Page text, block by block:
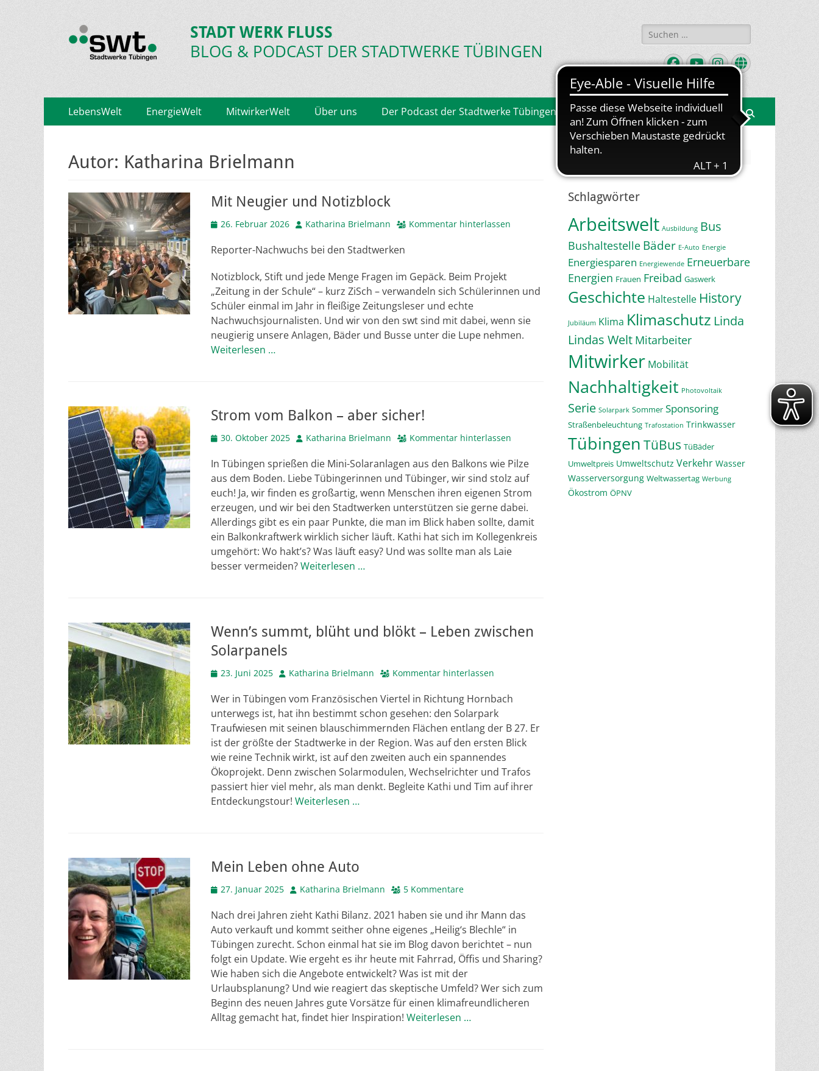
STADT WERK FLUSS
BLOG & PODCAST DER STADTWERKE TÜBINGEN
Suchen
nach:
Facebook
YouTube
Instagram
Website
Primäres
Menü
Inhalt
LebensWelt EnergieWelt MitwirkerWelt Über uns Der Podcast der Stadtwerke Tübingen
Autor: Katharina Brielmann
Mit Neugier und Notizblock
Veröffentlicht
26. Februar 2026 AutorKatharina Brielmann Kommentar hinterlassen
Reporter-Nachwuchs bei den Stadtwerken
Notizblock, Stift und jede Menge Fragen im Gepäck. Beim Projekt
„Zeitung in der Schule“ – kurz ZiSch – verwandeln sich Schülerinnen und
Schüler einmal im Jahr in fleißige Zeitungsleser und echte
Nachwuchsjournalisten. Und wir von den swt sind mit dabei, wenn sie
neugierig unsere Anlagen, Bäder und Busse unter die Lupe nehmen.
Weiterlesen …
Strom vom Balkon – aber sicher!
Veröffentlicht
30. Oktober 2025 AutorKatharina Brielmann Kommentar hinterlassen
In Tübingen sprießen die Mini-Solaranlagen aus den Balkons wie Pilze
aus dem Boden. Liebe Tübingerinnen und Tübinger, wir sind stolz auf
euch! Ja, wir finden es großartig, wenn Menschen ihren eigenen Strom
erzeugen, und wir bei den Stadtwerken unterstützen sie gerne dabei.
Allerdings gibt es ein paar Punkte, die man im Blick haben sollte, damit
ein Balkonkraftwerk wirklich sicher läuft. Kathi hat sich im Kollegenkreis
umgehört: Wo hakt’s? Was läuft easy? Und was sollte man als Laie
besser vermeiden?Weiterlesen …
Wenn’s summt, blüht und blökt – Leben zwischen
Solarpanels
Veröffentlicht
23. Juni 2025 AutorKatharina Brielmann Kommentar hinterlassen
Wer in Tübingen vom Französischen Viertel in Richtung Hornbach
unterwegs ist, hat ihn bestimmt schon gesehen: den Solarpark
Traufwiesen mit seinen blauschimmernden Flächen entlang der B 27. Er
ist der größte der Stadtwerke in der Region. Was auf den ersten Blick
wie reine Technik wirkt, ist auf den zweiten auch ein spannendes
Ökoprojekt. Denn zwischen Solarmodulen, Wechselrichter und Trafos
passiert hier viel mehr, als man denkt. Begleite Kathi und Tim auf ihrer
Entdeckungstour! Weiterlesen …
Mein Leben ohne Auto
Veröffentlicht
27. Januar 2025 AutorKatharina Brielmann 5 Kommentare
Nach drei Jahren zieht Kathi Bilanz. 2021 haben sie und ihr Mann das
Auto verkauft und kommt seither ohne eigenes „Heilig‘s Blechle“ in
Tübingen zurecht. Schon einmal hat sie im Blog davon berichtet – nun
folgt ein Update. Wie ergeht es ihr heute mit Fahrrad, Öffis und Sharing?
Wie haben sich die Angebote entwickelt? Was ist mit der
Urlaubsplanung? Und wie reagiert das skeptische Umfeld? Wer sich zum
Beginn des neuen Jahres gute Vorsätze für einen klimafreundlicheren
Alltag gemacht hat, findet hier Inspiration! Weiterlesen …
Jetzt Newsletter abonnieren
Schlagwörter
Arbeitswelt Ausbildung Bus
Bushaltestelle Bäder E-Auto Energie
Energiesparen Energiewende Erneuerbare
Energien Frauen Freibad Gaswerk
Geschichte Haltestelle History
Jubiläum Klima Klimaschutz Linda
Lindas Welt Mitarbeiter
Mitwirker Mobilität
Nachhaltigkeit Photovoltaik
Serie Solarpark Sommer Sponsoring
Straßenbeleuchtung Trafostation Trinkwasser
Tübingen TüBus TüBäder
Umweltpreis Umweltschutz Verkehr Wasser
Wasserversorgung Weltwassertag Werbung
Ökostrom ÖPNV